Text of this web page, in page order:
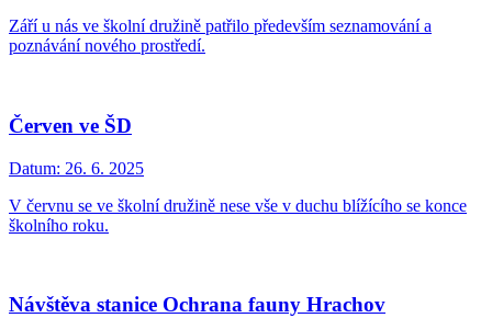
Září u nás ve školní družině patřilo především seznamování a
poznávání nového prostředí.
Červen ve ŠD
Datum: 26. 6. 2025
V červnu se ve školní družině nese vše v duchu blížícího se konce
školního roku.
Návštěva stanice Ochrana fauny Hrachov